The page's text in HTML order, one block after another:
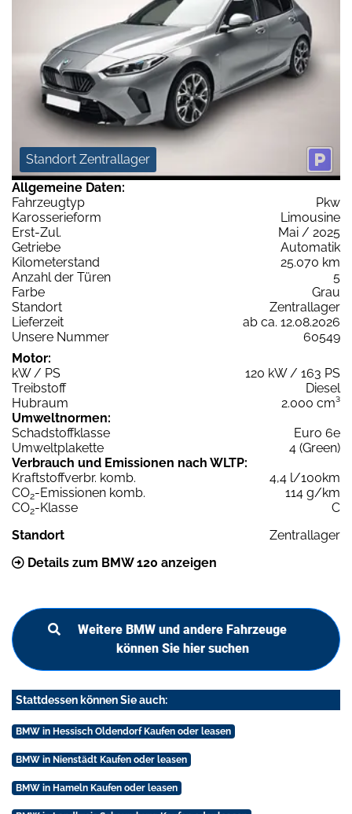
Standort Zentrallager
Allgemeine Daten:
Fahrzeugtyp
Pkw
Karosserieform
Limousine
Erst-Zul.
Mai / 2025
Getriebe
Automatik
Kilometerstand
25.070 km
Anzahl der Türen
5
Farbe
Grau
Standort
Zentrallager
Lieferzeit
ab ca. 12.08.2026
Unsere Nummer
60549
Motor:
kW / PS
120 kW / 163 PS
Treibstoff
Diesel
Hubraum
2.000 cm³
Umweltnormen:
Schadstoffklasse
Euro 6e
Umweltplakette
4 (Green)
Verbrauch und Emissionen nach WLTP:
Kraftstoffverbr. komb.
4,4 l/100km
CO2-Emissionen komb.
114 g/km
CO2-Klasse
C
Standort
Zentrallager
Details zum BMW 120 anzeigen
Weitere BMW und andere Fahrzeuge
können Sie hier suchen
Stattdessen können Sie auch:
BMW in Hessisch Oldendorf Kaufen oder leasen
BMW in Nienstädt Kaufen oder leasen
BMW in Hameln Kaufen oder leasen